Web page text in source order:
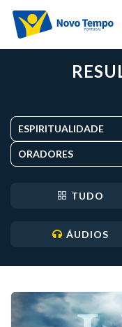
ESPIRITUALIDADE
ORADORES
TUDO
ÁUDIOS